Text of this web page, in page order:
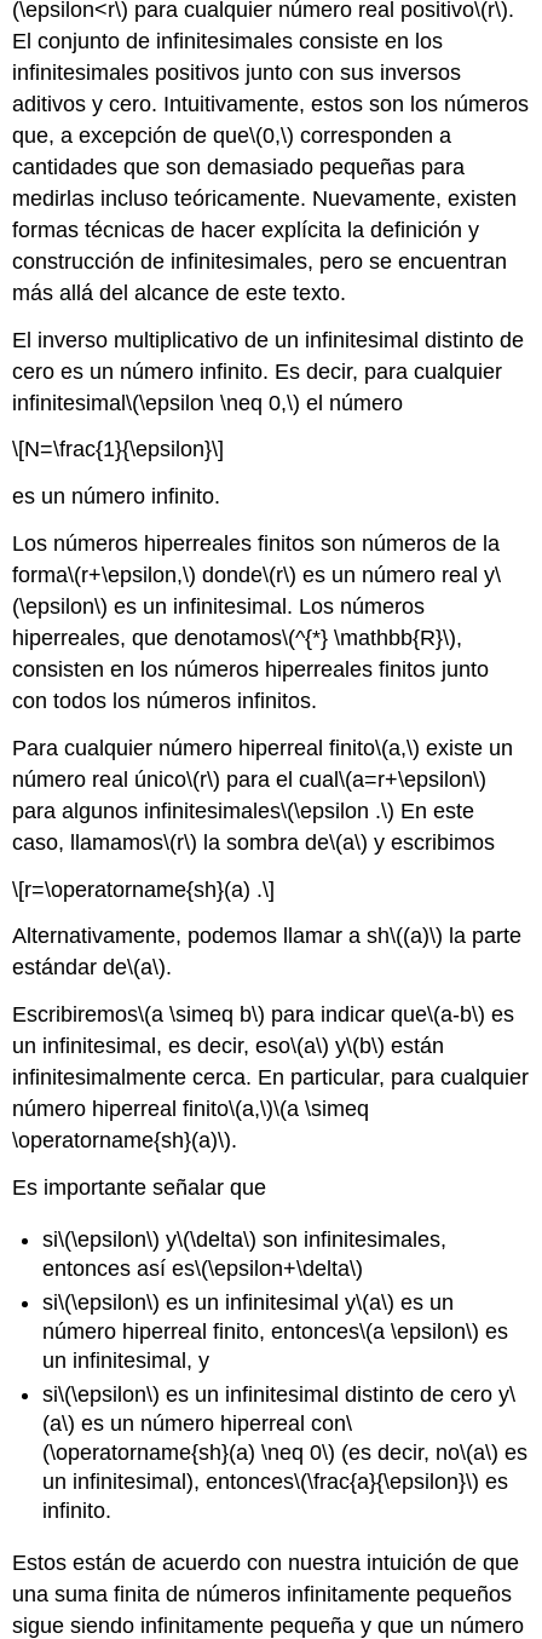
(\epsilon<r\) para cualquier número real positivo\(r\).
El conjunto de infinitesimales consiste en los
infinitesimales positivos junto con sus inversos
aditivos y cero. Intuitivamente, estos son los números
que, a excepción de que\(0,\) corresponden a
cantidades que son demasiado pequeñas para
medirlas incluso teóricamente. Nuevamente, existen
formas técnicas de hacer explícita la definición y
construcción de infinitesimales, pero se encuentran
más allá del alcance de este texto.
El inverso multiplicativo de un infinitesimal distinto de
cero es un número infinito. Es decir, para cualquier
infinitesimal\(\epsilon \neq 0,\) el número
\[N=\frac{1}{\epsilon}\]
es un número infinito.
Los números hiperreales finitos son números de la
forma\(r+\epsilon,\) donde\(r\) es un número real y\
(\epsilon\) es un infinitesimal. Los números
hiperreales, que denotamos\(^{*} \mathbb{R}\),
consisten en los números hiperreales finitos junto
con todos los números infinitos.
Para cualquier número hiperreal finito\(a,\) existe un
número real único\(r\) para el cual\(a=r+\epsilon\)
para algunos infinitesimales\(\epsilon .\) En este
caso, llamamos\(r\) la sombra de\(a\) y escribimos
\[r=\operatorname{sh}(a) .\]
Alternativamente, podemos llamar a sh\((a)\) la parte
estándar de\(a\).
Escribiremos\(a \simeq b\) para indicar que\(a-b\) es
un infinitesimal, es decir, eso\(a\) y\(b\) están
infinitesimalmente cerca. En particular, para cualquier
número hiperreal finito\(a,\)\(a \simeq
\operatorname{sh}(a)\).
Es importante señalar que
si\(\epsilon\) y\(\delta\) son infinitesimales,
entonces así es\(\epsilon+\delta\)
si\(\epsilon\) es un infinitesimal y\(a\) es un
número hiperreal finito, entonces\(a \epsilon\) es
un infinitesimal, y
si\(\epsilon\) es un infinitesimal distinto de cero y\
(a\) es un número hiperreal con\
(\operatorname{sh}(a) \neq 0\) (es decir, no\(a\) es
un infinitesimal), entonces\(\frac{a}{\epsilon}\) es
infinito.
Estos están de acuerdo con nuestra intuición de que
una suma finita de números infinitamente pequeños
sigue siendo infinitamente pequeña y que un número